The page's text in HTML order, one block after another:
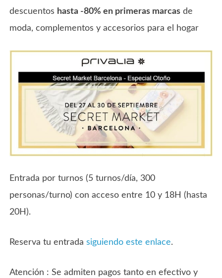
descuentos hasta -80% en primeras marcas de
moda, complementos y accesorios para el hogar
Entrada por turnos (5 turnos/día, 300
personas/turno) con acceso entre 10 y 18H (hasta
20H).
Reserva tu entradasiguiendo este enlace.
Atención : Se admiten pagos tanto en efectivo y